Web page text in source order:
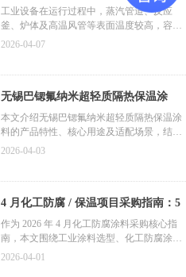
隔热涂料 HL950 降温应用解析
工业设备在运行过程中，蒸汽管道、反应
釜、炉体及高温风管等表面温度较高，容易
造成热量散失、能耗增加及作业安全风险。
特点、应用场景及案例对比等方面，解析高
温隔热涂料在工业设备降温中的应用价值。
2026-04-07
无锡巴锶氟纳米超轻质隔热保温涂
料：工业场景隔热保温解决方案
本文介绍无锡巴锶氟纳米超轻质隔热保温涂
料的产品特性、核心用途及适配场景，结合
实际应用案例分析产品使用效果，同时补充
2026-04-03
4 月化工防腐 / 保温项目采购指南：5
类工业涂料选型避坑全解析
作为 2026 年 4 月化工防腐涂料采购核心指
南，本文围绕工业涂料选型、化工防腐涂料
采购等核心需求，详细介绍 GNK790 耐氢氟
2026-04-01